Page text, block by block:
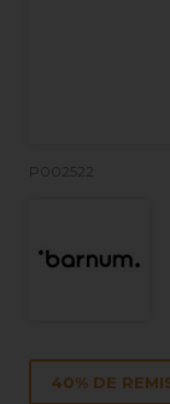
P002522
40% DE